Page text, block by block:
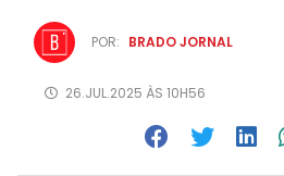
POR: BRADO JORNAL
26.JUL.2025 ÀS 10H56